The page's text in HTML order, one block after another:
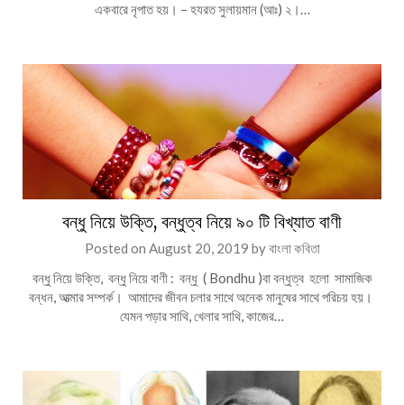
একবারে নৃপাত হয়। – হযরত সুলায়মান (আঃ) ২।…
বন্ধু নিয়ে উক্তি, বন্ধুত্ব নিয়ে ৯০ টি বিখ্যাত বাণী
Posted on August 20, 2019 byবাংলা কবিতা
বন্ধু নিয়ে উক্তি, বন্ধু নিয়ে বাণী : বন্ধু ( Bondhu )বা বন্ধুত্ব হলো সামাজিক
বন্ধন, আত্মার সম্পর্ক। আমাদের জীবন চলার সাথে অনেক মানুষের সাথে পরিচয় হয়।
যেমন পড়ার সাথি, খেলার সাথি, কাজের…